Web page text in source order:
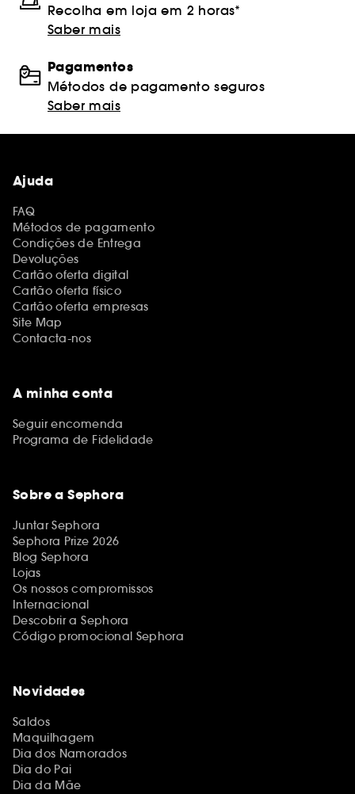
Recolha em loja em 2 horas*
Saber mais
Pagamentos
Métodos de pagamento seguros
Saber mais
Ajuda
FAQ
Métodos de pagamento
Condições de Entrega
Devoluções
Cartão oferta digital
Cartão oferta físico
Cartão oferta empresas
Site Map
Contacta-nos
A minha conta
Seguir encomenda
Programa de Fidelidade
Sobre a Sephora
Juntar Sephora
Sephora Prize 2026
Blog Sephora
Lojas
Os nossos compromissos
Internacional
Descobrir a Sephora
Código promocional Sephora
Novidades
Saldos
Maquilhagem
Dia dos Namorados
Dia do Pai
Dia da Mãe